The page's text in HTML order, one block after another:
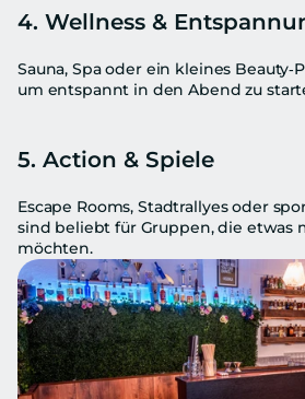
4. Wellness &
Sauna, Spa oder ein kleines
um entspannt in den Abend zu
5. Action & Spiele
Escape Rooms, Stadtrallyes oder
sind beliebt für Gruppen, die etwas
möchten.